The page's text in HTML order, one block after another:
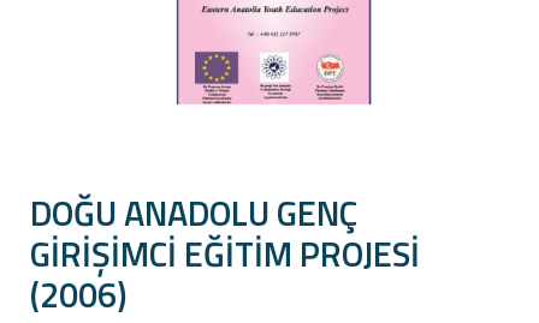
DOĞU ANADOLU GENÇ
GİRİŞİMCİ EĞİTİM PROJESİ
(2006)